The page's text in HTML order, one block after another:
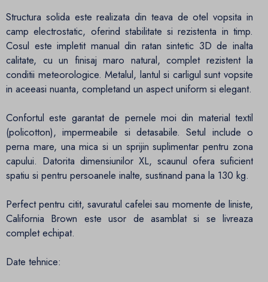
Structura solida este realizata din teava de otel vopsita in
camp electrostatic, oferind stabilitate si rezistenta in timp.
Cosul este impletit manual din ratan sintetic 3D de inalta
calitate, cu un finisaj maro natural, complet rezistent la
conditii meteorologice. Metalul, lantul si carligul sunt vopsite
in aceeasi nuanta, completand un aspect uniform si elegant.
Confortul este garantat de pernele moi din material textil
(policotton), impermeabile si detasabile. Setul include o
perna mare, una mica si un sprijin suplimentar pentru zona
capului. Datorita dimensiunilor XL, scaunul ofera suficient
spatiu si pentru persoanele inalte, sustinand pana la 130 kg.
Perfect pentru citit, savuratul cafelei sau momente de liniste,
California Brown este usor de asamblat si se livreaza
complet echipat.
Date tehnice: